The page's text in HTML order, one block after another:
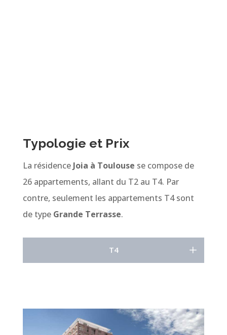
Typologie et Prix
La résidence Joia à Toulouse se compose de
26 appartements, allant du T2 au T4. Par
contre, seulement les appartements T4 sont
de type Grande Terrasse.
T4